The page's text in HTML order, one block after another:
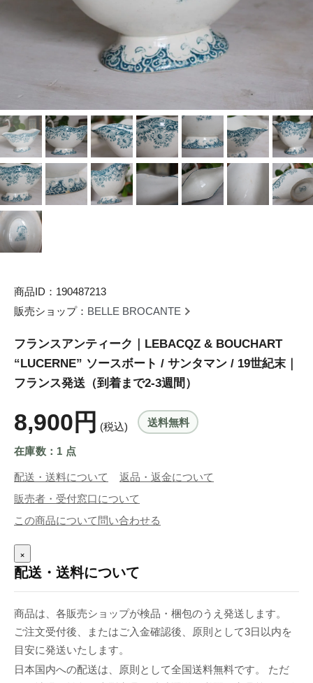
商品ID：190487213
販売ショップ： BELLE BROCANTE
フランスアンティーク｜LEBACQZ & BOUCHART
“LUCERNE” ソースボート / サンタマン / 19世紀末｜
フランス発送（到着まで2-3週間）
8,900円 (税込) 送料無料
在庫数：1 点
配送・送料について
返品・返金について
販売者・受付窓口について
この商品について問い合わせる
×
配送・送料について
商品は、各販売ショップが検品・梱包のうえ発送します。
ご注文受付後、またはご入金確認後、原則として3日以内を
目安に発送いたします。
日本国内への配送は、原則として全国送料無料です。 ただ